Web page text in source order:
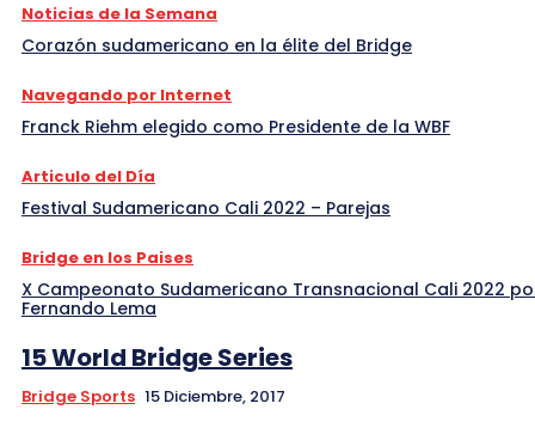
Noticias de la Semana
Corazón sudamericano en la élite del Bridge
Navegando por Internet
Franck Riehm elegido como Presidente de la WBF
Articulo del Día
Festival Sudamericano Cali 2022 – Parejas
Bridge en los Paises
X Campeonato Sudamericano Transnacional Cali 2022
Fernando Lema
15 World Bridge Series
Bridge Sports 15 Diciembre, 2017